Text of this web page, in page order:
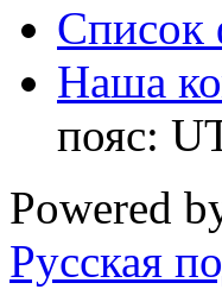
Список
Наша
пояс:
Powered
Русская